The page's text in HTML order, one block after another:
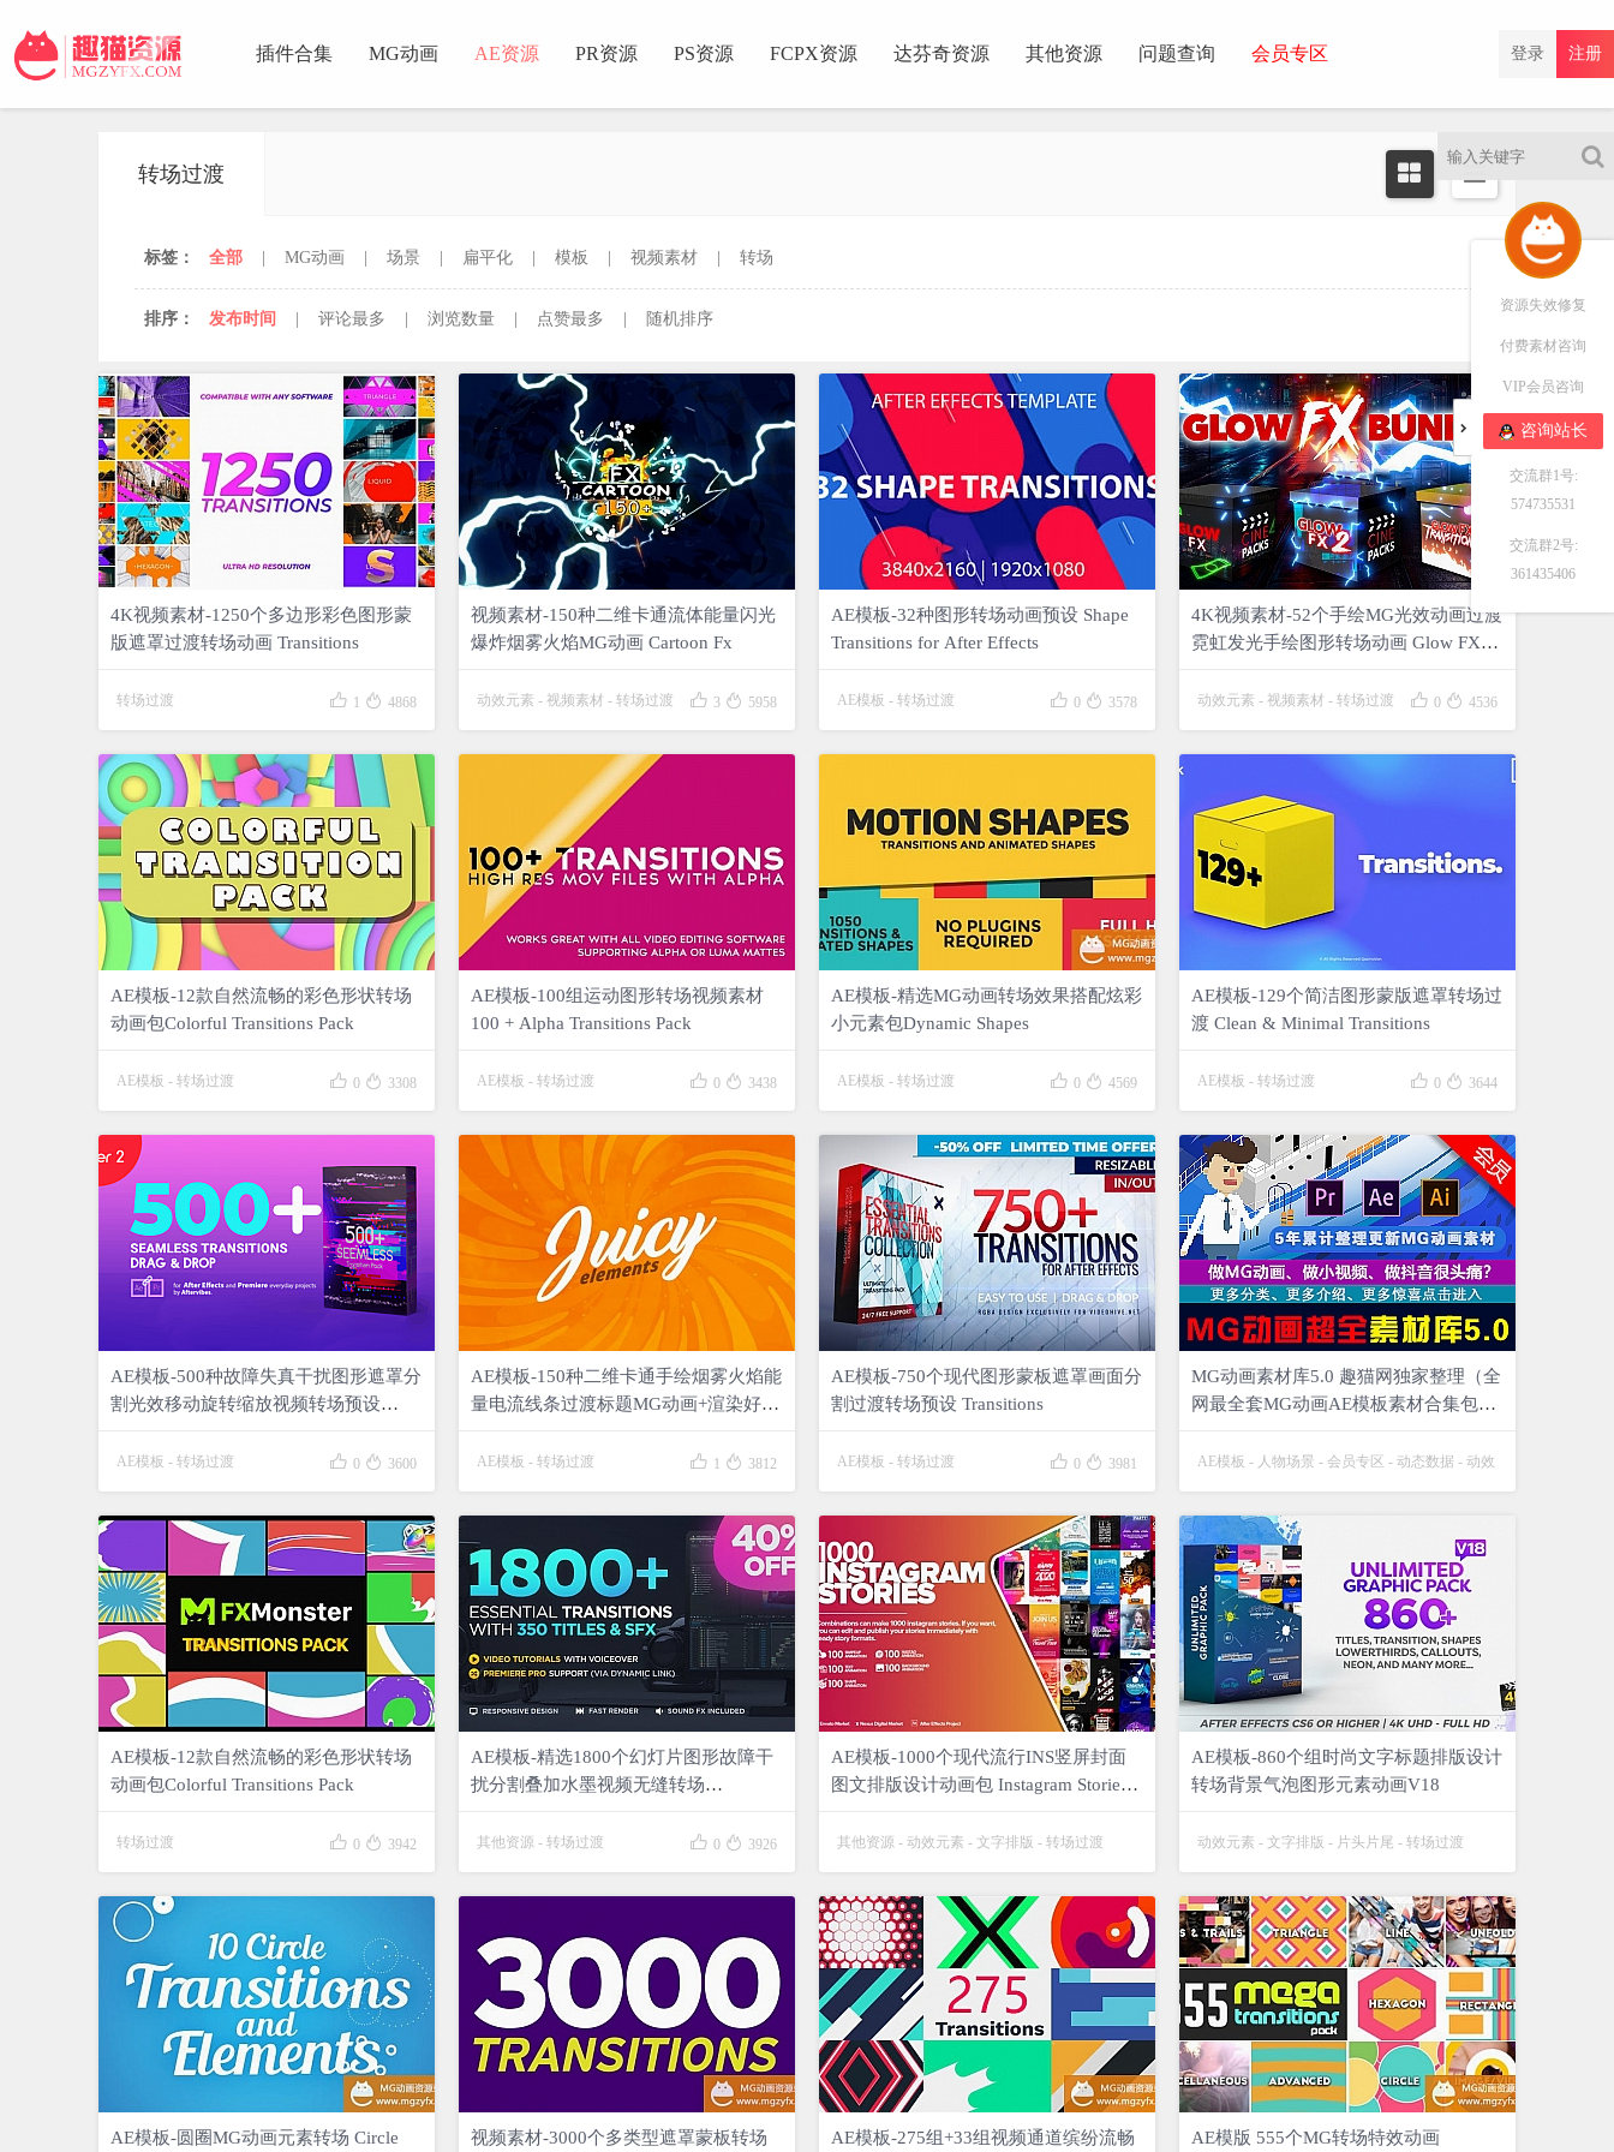
插件合集 MG动画 AE资源 PR资源 PS资源 FCPX资源 达芬奇资源 其他资源 问题查询 会员专区 注册
登录
转场过渡
标签： 全部 MG动画 场景 扁平化 模板 视频素材 转场
排序： 发布时间 评论最多 浏览数量 点赞最多 随机排序
正在为您加载新内容
4K视频素材-1250个多边形彩色图形蒙
版遮罩过渡转场动画 Transitions
转场过渡  1  4868
视频素材-150种二维卡通流体能量闪光
爆炸烟雾火焰MG动画 Cartoon Fx
动效元素 - 视频素材 - 转场过渡  3  5958
AE模板-32种图形转场动画预设 Shape
Transitions for After Effects
AE模板 - 转场过渡  0  3578
4K视频素材-52个手绘MG光效动画过渡
霓虹发光手绘图形转场动画 Glow FX
动效元素 - 视频素材 - 转场过渡  0  4536
AE模板-12款自然流畅的彩色形状转场
动画包Colorful Transitions Pack
AE模板 - 转场过渡  0  3308
AE模板-100组运动图形转场视频素材
100 + Alpha Transitions Pack
AE模板 - 转场过渡  0  3438
AE模板-精选MG动画转场效果搭配炫彩
小元素包Dynamic Shapes
AE模板 - 转场过渡  0  4569
AE模板-129个简洁图形蒙版遮罩转场过
渡 Clean & Minimal Transitions
AE模板 - 转场过渡  0  3644
AE模板-500种故障失真干扰图形遮罩分
割光效移动旋转缩放视频转场预设
AE模板 - 转场过渡  0  3600
AE模板-150种二维卡通手绘烟雾火焰能
量电流线条过渡标题MG动画+渲染好的
AE模板 - 转场过渡  1  3812
AE模板-750个现代图形蒙板遮罩画面分
割过渡转场预设 Transitions
AE模板 - 转场过渡  0  3981
MG动画素材库5.0 趣猫网独家整理（全
网最全套MG动画AE模板素材合集包套
卡通人物场景短视频热门AE模板包
AE模板 - 人物场景 - 会员专区 - 动态数据 - 动效
元素- 文字排版-
2513197
AE模板-12款自然流畅的彩色形状转场
动画包Colorful Transitions Pack
转场过渡  0  3942
AE模板-精选1800个幻灯片图形故障干
扰分割叠加水墨视频无缝转场
其他资源 - 转场过渡  0  3926
AE模板-1000个现代流行INS竖屏封面
图文排版设计动画包 Instagram Stories
其他资源 - 动效元素 - 文字排版 - 转场过渡
13  4950
AE模板-860个组时尚文字标题排版设计
转场背景气泡图形元素动画V18
动效元素 - 文字排版 - 片头片尾 - 转场过渡
135670
AE模板-圆圈MG动画元素转场 Circle 视频素材-3000个多类型遮罩蒙板转场 AE模板-275组+33组视频通道缤纷流畅 AE模版 555个MG转场特效动画
资源失效修复
付费素材咨询
VIP会员咨询
咨询站长
交流群1号:
574735531
交流群2号:
361435406